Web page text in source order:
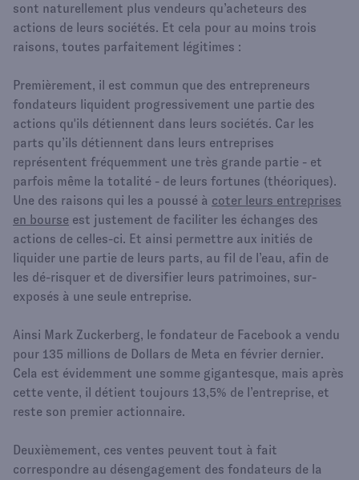
sont naturellement plus vendeurs qu’acheteurs des
actions de leurs sociétés. Et cela pour au moins trois
raisons, toutes parfaitement légitimes :
Premièrement, il est commun que des entrepreneurs
fondateurs liquident progressivement une partie des
actions qu'ils détiennent dans leurs sociétés. Car les
parts qu’ils détiennent dans leurs entreprises
représentent fréquemment une très grande partie - et
parfois même la totalité - de leurs fortunes (théoriques).
Une des raisons qui les a poussé à coter leurs entreprises
en bourse est justement de faciliter les échanges des
actions de celles-ci. Et ainsi permettre aux initiés de
liquider une partie de leurs parts, au fil de l’eau, afin de
les dé-risquer et de diversifier leurs patrimoines, sur-
exposés à une seule entreprise.
Ainsi Mark Zuckerberg, le fondateur de Facebook a vendu
pour 135 millions de Dollars de Meta en février dernier.
Cela est évidemment une somme gigantesque, mais après
cette vente, il détient toujours 13,5% de l’entreprise, et
reste son premier actionnaire.
Deuxièmement, ces ventes peuvent tout à fait
correspondre au désengagement des fondateurs de la